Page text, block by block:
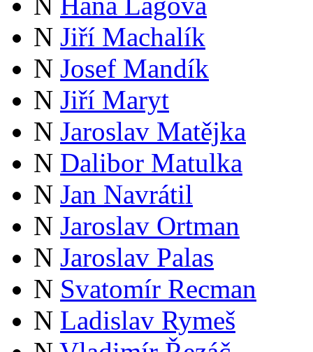
N Jiří Machalík
N Josef Mandík
N Jiří Maryt
N Jaroslav Matějka
N Dalibor Matulka
N Jan Navrátil
N Jaroslav Ortman
N Jaroslav Palas
N Svatomír Recman
N Ladislav Rymeš